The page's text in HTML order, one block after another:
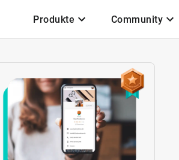
Produkte Community